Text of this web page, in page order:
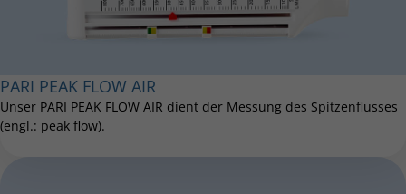
PARI PEAK FLOW AIR
Unser PARI PEAK FLOW AIR dient der Messung des Spitzenflusses
(engl.: peak flow).